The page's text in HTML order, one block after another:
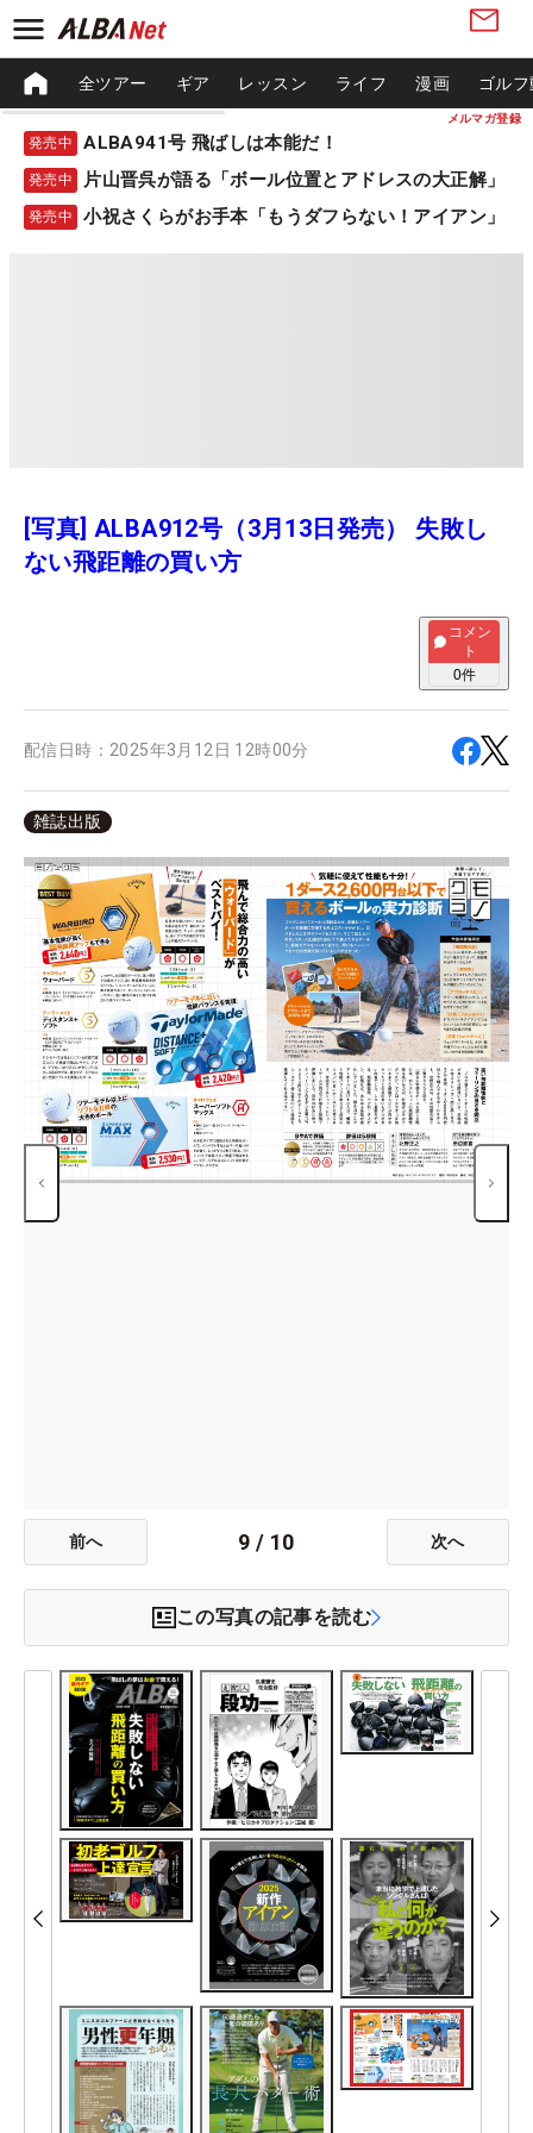
メルマガ登録
全ツアー ギア レッスン ライフ 漫画 ゴル
発売中 ALBA941号 飛ばしは本能だ！
発売中 片山晋呉が語る「ボール位置とアドレスの大正解」
発売中 小祝さくらがお手本「もうダフらない！アイアン」
[写真] ALBA912号（3月13日発売） 失敗し
ない飛距離の買い方
コメン
ト
0件
配信日時： 2025年3月12日 12時00分
雑誌出版
前へ 9 / 10 次へ
この写真の記事を読む